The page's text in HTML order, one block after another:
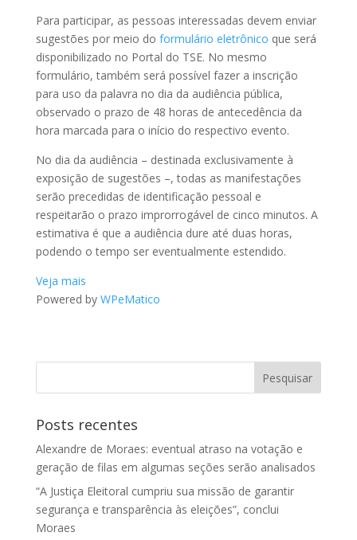
Para participar, as pessoas interessadas devem enviar
sugestões por meio do formulário eletrônico que será
disponibilizado no Portal do TSE. No mesmo
formulário, também será possível fazer a inscrição
para uso da palavra no dia da audiência pública,
observado o prazo de 48 horas de antecedência da
hora marcada para o início do respectivo evento.
No dia da audiência – destinada exclusivamente à
exposição de sugestões –, todas as manifestações
serão precedidas de identificação pessoal e
respeitarão o prazo improrrogável de cinco minutos. A
estimativa é que a audiência dure até duas horas,
podendo o tempo ser eventualmente estendido.
Veja mais
Powered by WPeMatico
Posts recentes
Alexandre de Moraes: eventual atraso na votação e
geração de filas em algumas seções serão analisados
“A Justiça Eleitoral cumpriu sua missão de garantir
segurança e transparência às eleições”, conclui
Moraes